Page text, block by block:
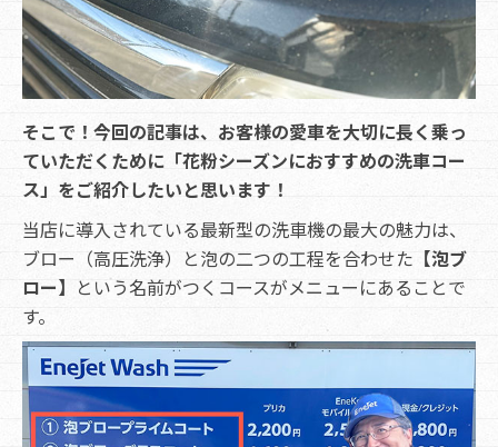
そこで！今回の記事は、お客様の愛車を大切に長く乗っ
ていただくために「花粉シーズンにおすすめの洗車コー
ス」をご紹介したいと思います！
当店に導入されている最新型の洗車機の最大の魅力は、
ブロー（高圧洗浄）と泡の二つの工程を合わせた 【泡ブ
ロー】 という名前がつくコースがメニューにあることで
す。